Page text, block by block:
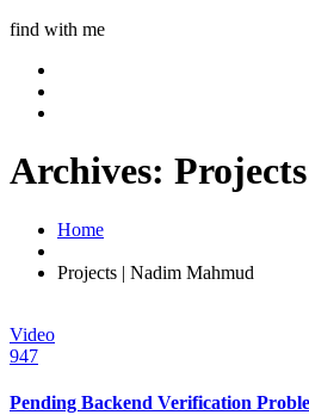
find with me
Archives: Projects
Home
Projects | Nadim Mahmud
Video
947
Pending Backend Verification